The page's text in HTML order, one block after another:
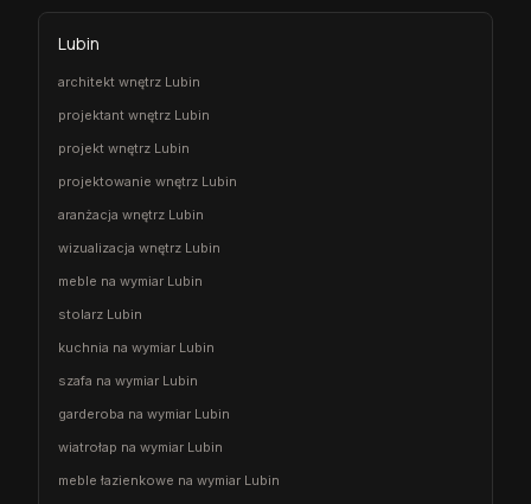
Lubin
architekt wnętrz Lubin
projektant wnętrz Lubin
projekt wnętrz Lubin
projektowanie wnętrz Lubin
aranżacja wnętrz Lubin
wizualizacja wnętrz Lubin
meble na wymiar Lubin
stolarz Lubin
kuchnia na wymiar Lubin
szafa na wymiar Lubin
garderoba na wymiar Lubin
wiatrołap na wymiar Lubin
meble łazienkowe na wymiar Lubin